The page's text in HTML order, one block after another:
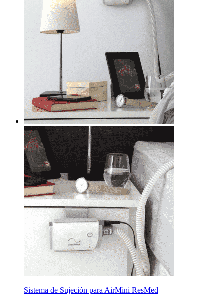
Sistema de Sujeción para AirMini ResMed